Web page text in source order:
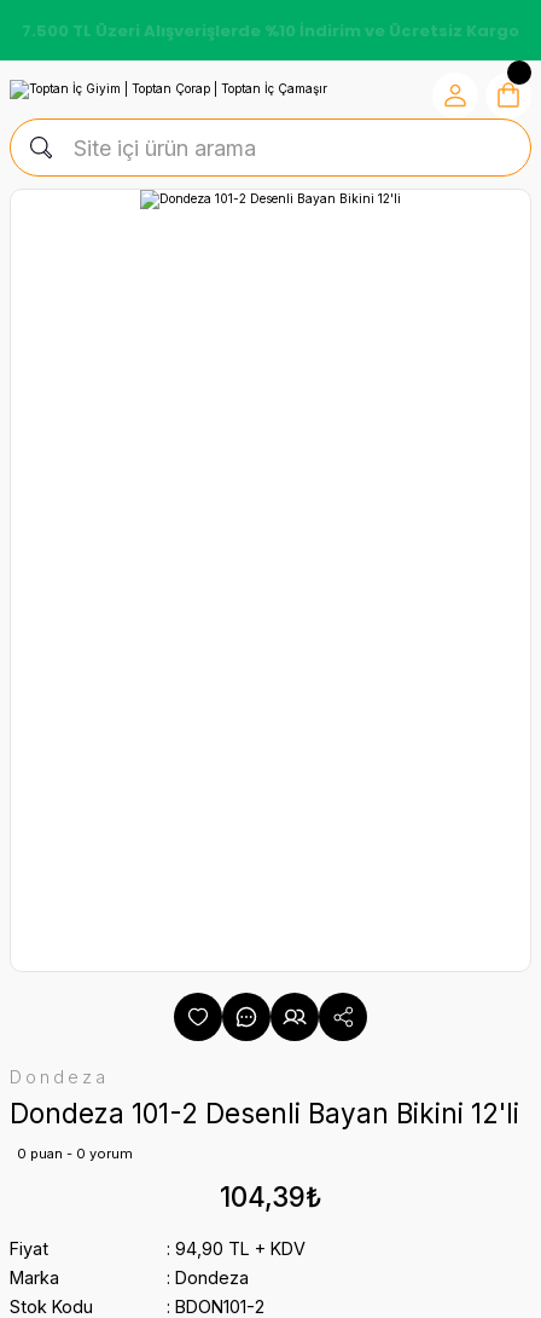
7.500 TL Üzeri Alışverişlerde %10 İndirim ve Ücretsiz Kargo
Dondeza
Dondeza 101-2 Desenli Bayan Bikini 12'li
0 puan - 0 yorum
104,39₺
Fiyat
94,90 TL + KDV
Marka
Dondeza
Stok Kodu
BDON101-2